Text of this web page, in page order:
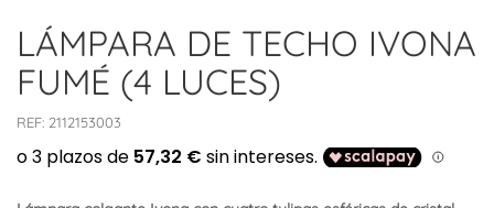
LÁMPARA DE TECHO IVONA
FUMÉ (4 LUCES)
REF: 2112153003